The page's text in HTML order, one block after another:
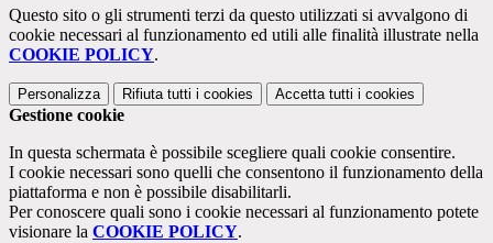
Questo sito o gli strumenti terzi da questo utilizzati si avvalgono di
cookie necessari al funzionamento ed utili alle finalità illustrate nella
COOKIE POLICY.
Personalizza Rifiuta tutti i cookies Accetta tutti i cookies
Gestione cookie
In questa schermata è possibile scegliere quali cookie consentire.
I cookie necessari sono quelli che consentono il funzionamento della
piattaforma e non è possibile disabilitarli.
Per conoscere quali sono i cookie necessari al funzionamento potete
visionare la COOKIE POLICY.